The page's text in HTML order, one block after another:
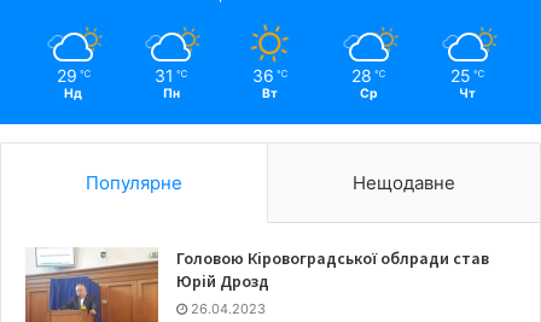
29 ℃
Нд
31 ℃
Пн
36 ℃
Вт
28 ℃
Ср
25 ℃
Чт
Популярне Нещодавне
Головою Кіровоградської облради став
Юрій Дрозд
26.04.2023